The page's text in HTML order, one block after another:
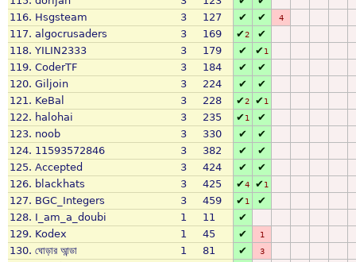
116. Hsgsteam 3 127 ✔ ✔ 4
117. algocrusaders 3 169 ✔2
✔
118. YILIN2333 3 179 ✔ ✔1
119. CoderTF 3 184 ✔
✔
120. Giljoin 3 224 ✔
✔
121. KeBal 3 228 ✔2 ✔1
122. halohai 3 235 ✔1
✔
123. noob 3 330 ✔
✔
124. 11593572846 3 382 ✔
✔
125. Accepted 3 424 ✔
✔
126. blackhats 3 425 ✔4 ✔1
127. BGC_Integers 3 459 ✔1
✔
128. I_am_a_doubi 1 11
✔
129. Kodex 1 45 ✔ 1
130. ঘোড়ার আন্ডা 1 81 ✔ 3